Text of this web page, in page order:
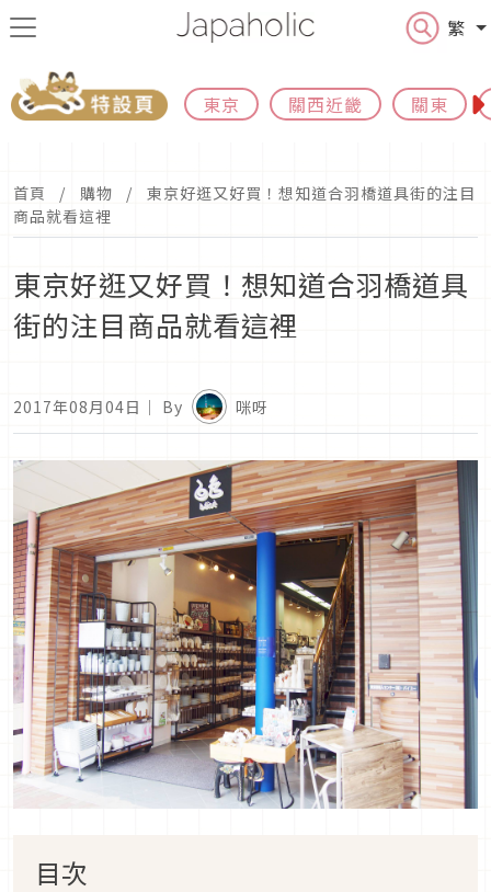
繁
東京 關西近畿 關東
首頁 購物
東京好逛又好買！想知道合羽橋道具街的注目
商品就看這裡
東京好逛又好買！想知道合羽橋道具
街的注目商品就看這裡
2017年08月04日 ｜ By 咪呀
目次